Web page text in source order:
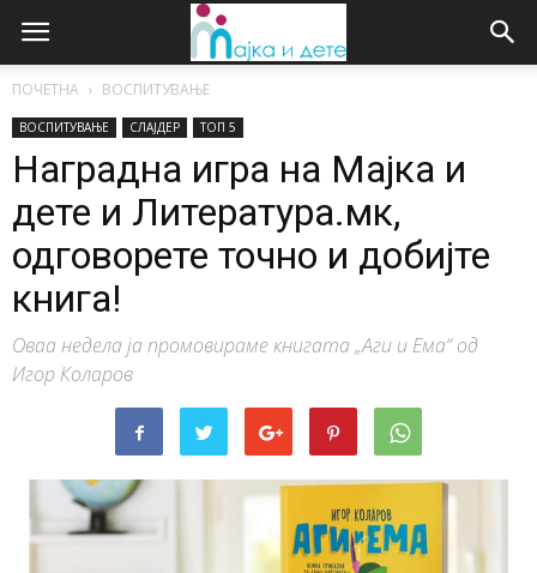
ПОЧЕТНА ВОСПИТУВАЊЕ
ВОСПИТУВАЊЕ СЛАЈДЕР ТОП 5
Наградна игра на Мајка и
дете и Литература.мк,
одговорете точно и добијте
книга!
Оваа недела ја промовираме книгата „Аги и Ема“ од
Игор Коларов